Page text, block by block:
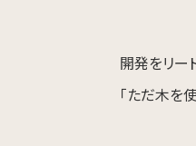
開発をリー
「ただ木を